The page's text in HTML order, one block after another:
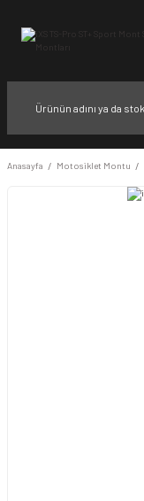
Anasayfa Motosiklet Montu